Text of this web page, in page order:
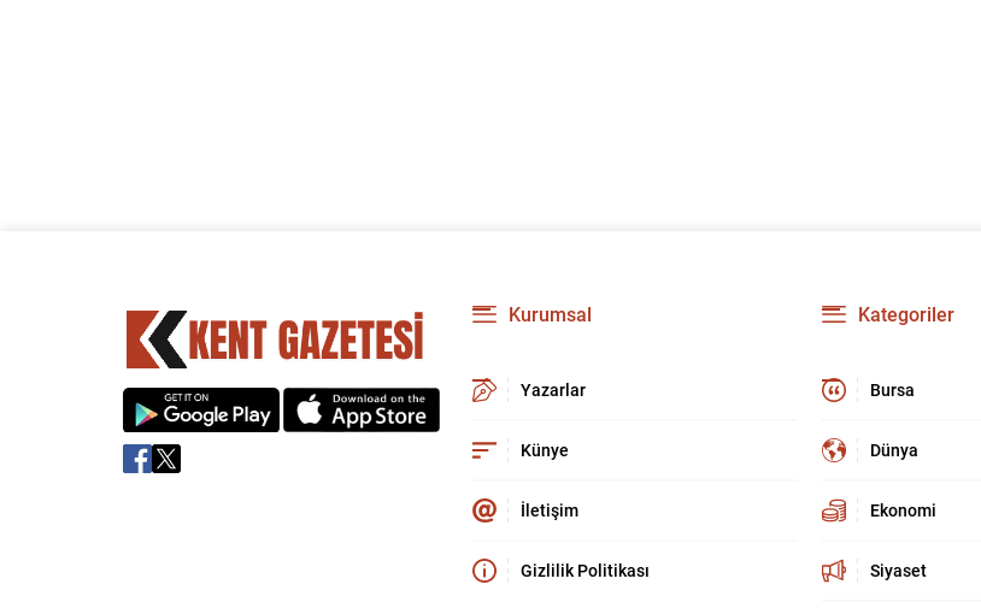
Kurumsal
Yazarlar
Künye
İletişim
Gizlilik Politikası
Kategoriler
Bursa
Dünya
Ekonomi
Siyaset